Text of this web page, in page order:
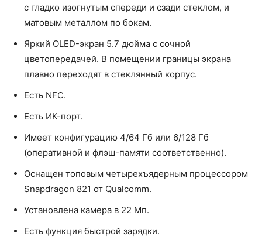
с гладко изогнутым спереди и сзади стеклом, и
матовым металлом по бокам.
Яркий OLED-экран 5.7 дюйма с сочной
цветопередачей. В помещении границы экрана
плавно переходят в стеклянный корпус.
Есть NFC.
Есть ИК-порт.
Имеет конфигурацию 4/64 Гб или 6/128 Гб
(оперативной и флэш-памяти соответственно).
Оснащен топовым четырехъядерным процессором
Snapdragon 821 от Qualcomm.
Установлена камера в 22 Мп.
Есть функция быстрой зарядки.